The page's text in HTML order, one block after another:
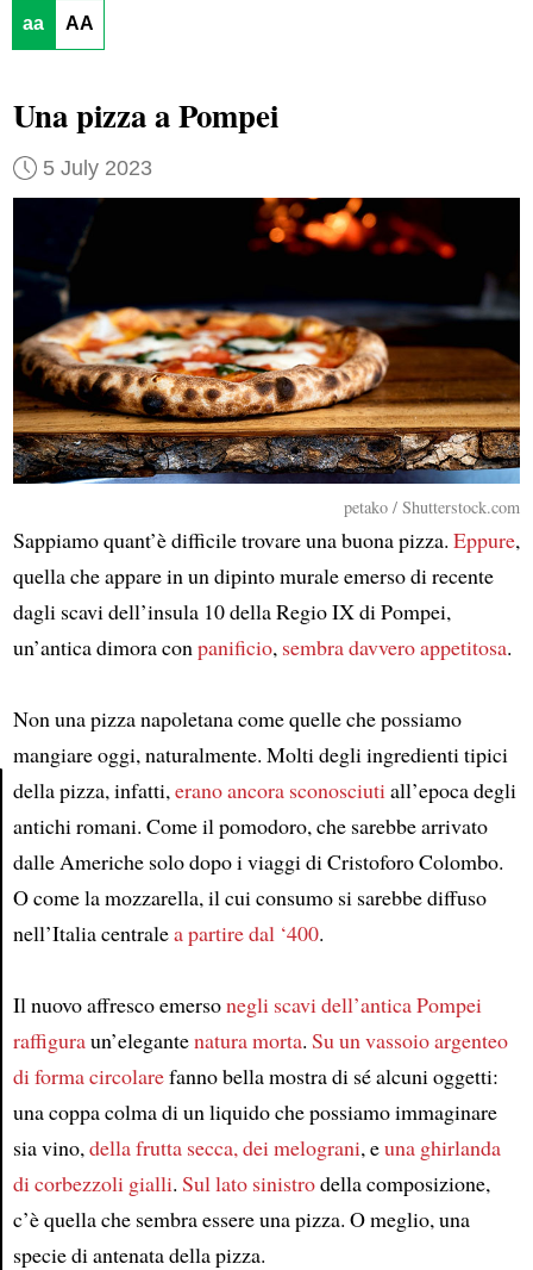
Article
aa AA
Una pizza a Pompei
5 July 2023
petako / Shutterstock.com
Sappiamo quant’è difficile trovare una buona pizza. Eppure,
quella che appare in un dipinto murale emerso di recente
dagli scavi dell’insula 10 della Regio IX di Pompei,
un’antica dimora conpanificio, sembra davvero appetitosa.
Non una pizza napoletana come quelle che possiamo
mangiare oggi, naturalmente. Molti degli ingredienti tipici
della pizza, infatti,erano ancora sconosciutiall’epoca degli
antichi romani. Come il pomodoro, che sarebbe arrivato
dalle Americhe solo dopo i viaggi di Cristoforo Colombo.
O come la mozzarella, il cui consumo si sarebbe diffuso
nell’Italia centralea partire dal ‘400.
Il nuovo affresco emersonegli scavi dell’antica Pompei
raffiguraun’elegantenatura morta. Su un vassoio argenteo
di forma circolarefanno bella mostra di sé alcuni oggetti:
una coppa colma di un liquido che possiamo immaginare
sia vino,della frutta secca, dei melograni, euna ghirlanda
di corbezzoli gialli. Sul lato sinistrodella composizione,
c’è quella che sembra essere una pizza. O meglio, una
specie di antenata della pizza.